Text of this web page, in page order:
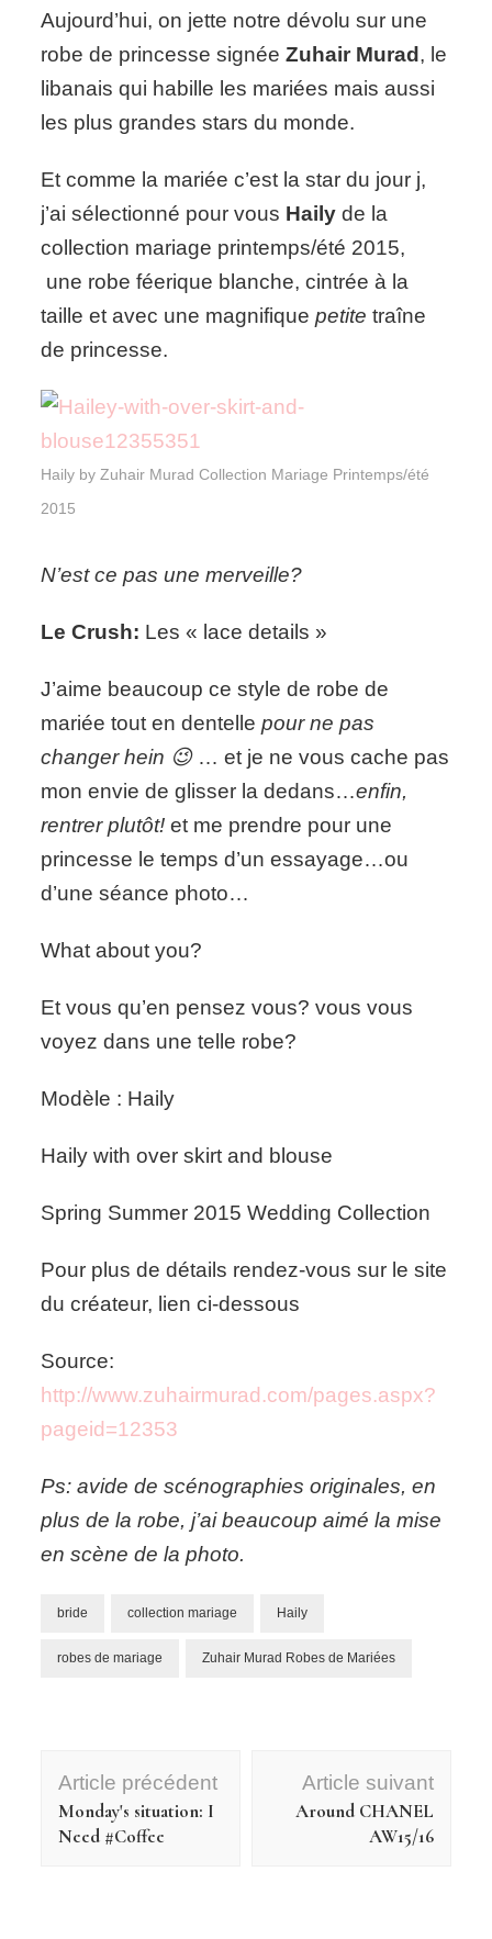
Haily
by
Zuhair
Murad
Aujourd’hui, on jette notre dévolu sur une
robe de princesse signéeZuhair Murad , le
libanais qui habille les mariées mais aussi
les plus grandes stars du monde.
Et comme la mariée c’est la star du jour j,
j’ai sélectionné pour vous Haily de la
collection mariage printemps/été 2015,
une robe féerique blanche, cintrée à la
taille et avec une magnifiquepetite traîne
de princesse.
Haily by Zuhair Murad Collection Mariage Printemps/été
2015
N’est ce pas une merveille?
Le Crush: Les « lace details »
J’aime beaucoup ce style de robe de
mariée tout en dentellepour ne pas
changer hein 😉… et je ne vous cache pas
mon envie de glisser la dedans…enfin,
rentrer plutôt! et me prendre pour une
princesse le temps d’un essayage…ou
d’une séance photo…
What about you?
Et vous qu’en pensez vous? vous vous
voyez dans une telle robe?
Modèle : Haily
Haily with over skirt and blouse
Spring Summer 2015 Wedding Collection
Pour plus de détails rendez-vous sur le site
du créateur, lien ci-dessous
Source:
http://www.zuhairmurad.com/pages.aspx?
pageid=12353
Ps: avide de scénographies originales, en
plus de la robe, j’ai beaucoup aimé la mise
en scène de la photo.
bride collection mariage Haily
robes de mariage Zuhair Murad Robes de Mariées
Navigation
d'article
Article précédent
Monday's situation: I
Need #Coffee
Article suivant
Around CHANEL
AW15/16